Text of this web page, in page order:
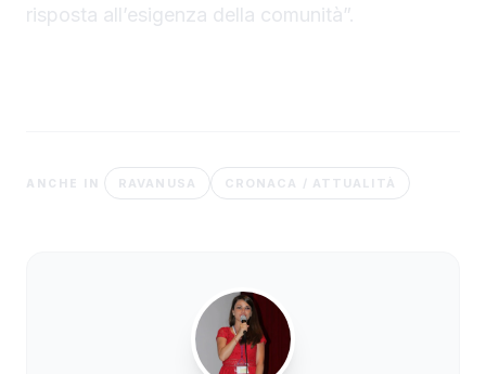
risposta all’esigenza della comunità”.
ANCHE IN RAVANUSA CRONACA / ATTUALITÀ